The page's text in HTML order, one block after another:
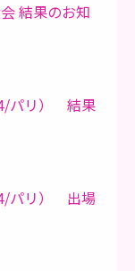
結果のお知
パリ） 結果
パリ） 出場